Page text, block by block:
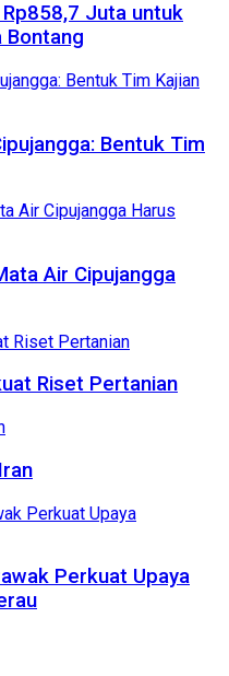
Juta untuk
Bontang
Bentuk Tim
Air Cipujangga
Riset Pertanian
Perkuat Upaya